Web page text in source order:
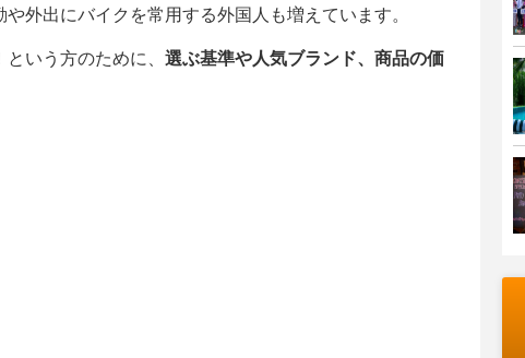
外出にバイクを常用する外国人も増えています。
いう方のために、 選ぶ基準や人気ブランド、商品の価